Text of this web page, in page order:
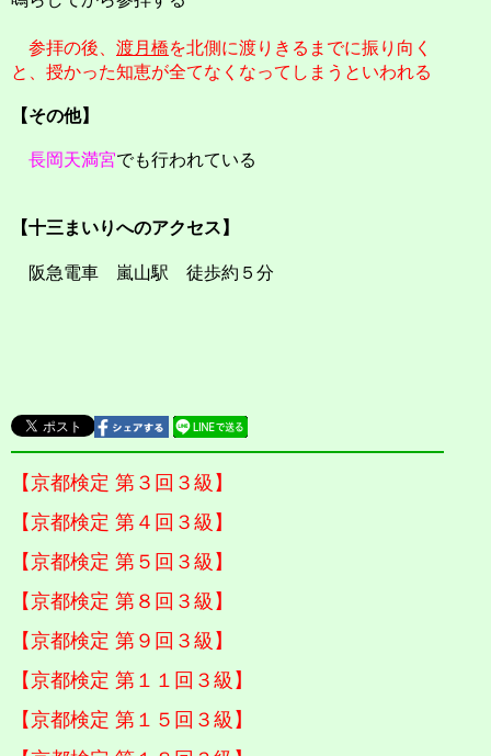
参拝の後、 渡月橋を北側に渡りきるまでに振り向く
と、授かった知恵が全てなくなってしまうといわれる
【その他】
長岡天満宮でも行われている
【十三まいりへのアクセス】
阪急電車 嵐山駅 徒歩約５分
【京都検定 第３回３級】
【京都検定 第４回３級】
【京都検定 第５回３級】
【京都検定 第８回３級】
【京都検定 第９回３級】
【京都検定 第１１回３級】
【京都検定 第１５回３級】